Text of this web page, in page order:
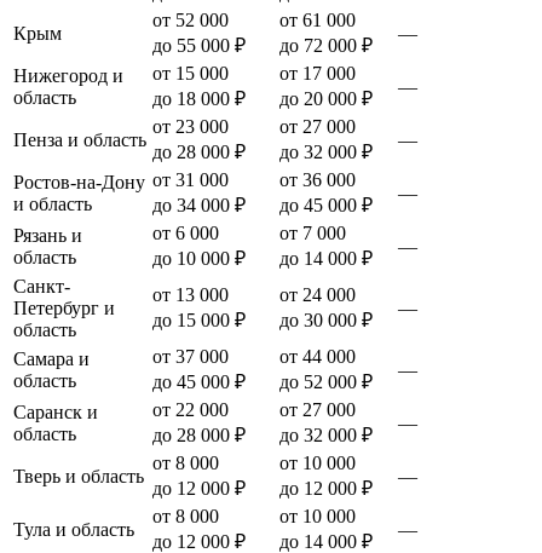
Крым
от 52 000
до 55 000 ₽
от 61 000
до 72 000 ₽
—
Нижегород и
область
от 15 000
до 18 000 ₽
от 17 000
до 20 000 ₽
—
Пенза и область
от 23 000
до 28 000 ₽
от 27 000
до 32 000 ₽
—
Ростов-на-Дону
и область
от 31 000
до 34 000 ₽
от 36 000
до 45 000 ₽
—
Рязань и
область
от 6 000
до 10 000 ₽
от 7 000
до 14 000 ₽
—
Санкт-
Петербург и
область
от 13 000
до 15 000 ₽
от 24 000
до 30 000 ₽
—
Самара и
область
от 37 000
до 45 000 ₽
от 44 000
до 52 000 ₽
—
Саранск и
область
от 22 000
до 28 000 ₽
от 27 000
до 32 000 ₽
—
Тверь и область
от 8 000
до 12 000 ₽
от 10 000
до 12 000 ₽
—
Тула и область
от 8 000
до 12 000 ₽
от 10 000
до 14 000 ₽
—